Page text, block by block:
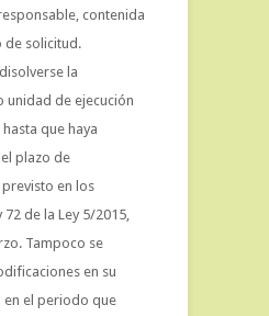
contenida
de solicitud.
la
unidad de ejecución
que haya
plazo de
en los
72 de la Ley 5/2015,
Tampoco se
en su
el periodo que